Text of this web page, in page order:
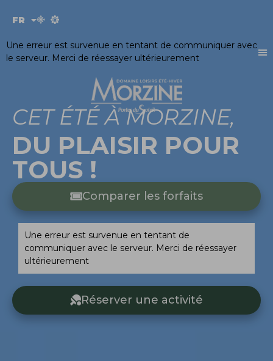
FR
EN
Une erreur est survenue en tentant de communiquer avec
le serveur. Merci de réessayer ultérieurement
CET ÉTÉ À MORZINE,
DU PLAISIR POUR
TOUS !
Comparer les forfaits
Réserver une activité
Une erreur est survenue en tentant de
communiquer avec le serveur. Merci de réessayer
ultérieurement